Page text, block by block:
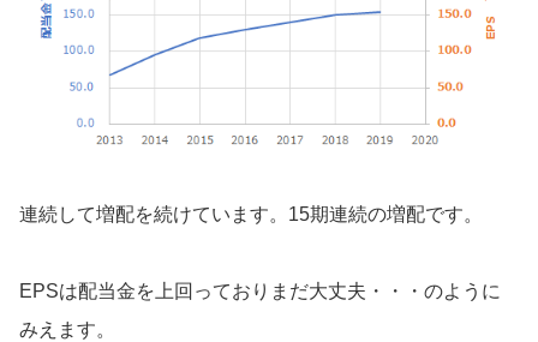
連続して増配を続けています。15期連続の増配です。
EPSは配当金を上回っておりまだ大丈夫・・・のように
みえます。